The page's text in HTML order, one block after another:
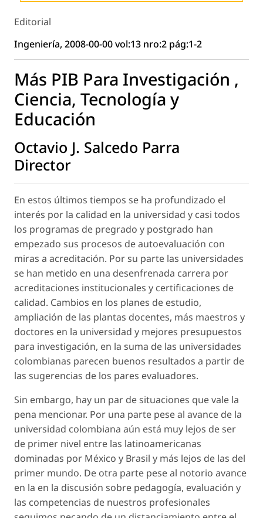
Editorial
Ingeniería, 2008-00-00 vol:13 nro:2 pág:1-2
Más PIB Para Investigación ,
Ciencia, Tecnología y
Educación
Octavio J. Salcedo Parra
Director
En estos últimos tiempos se ha profundizado el
interés por la calidad en la universidad y casi todos
los programas de pregrado y postgrado han
empezado sus procesos de autoevaluación con
miras a acreditación. Por su parte las universidades
se han metido en una desenfrenada carrera por
acreditaciones institucionales y certificaciones de
calidad. Cambios en los planes de estudio,
ampliación de las plantas docentes, más maestros y
doctores en la universidad y mejores presupuestos
para investigación, en la suma de las universidades
colombianas parecen buenos resultados a partir de
las sugerencias de los pares evaluadores.
Sin embargo, hay un par de situaciones que vale la
pena mencionar. Por una parte pese al avance de la
universidad colombiana aún está muy lejos de ser
de primer nivel entre las latinoamericanas
dominadas por México y Brasil y más lejos de las del
primer mundo. De otra parte pese al notorio avance
en la en la discusión sobre pedagogía, evaluación y
las competencias de nuestros profesionales